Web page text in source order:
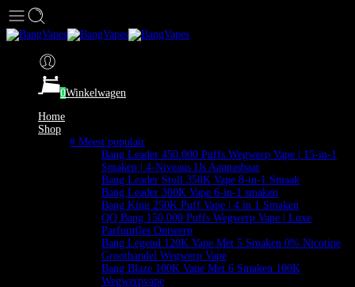
0Winkelwagen
Home
Shop
# Meest populair
Bang Leader 450.000 Puffs Wegwerp Vape | 15-in-1
Smaken | 4-Niveaus IJs Aanpasbaar
Bang Leader Stoll 350K Vape 8-in-1 Smaak
Bang Leader 300K Vape 6-in-1 smaken
Bang King 250K Puff Vape | 4 in 1 Smaken
QQ Bang 150.000 Puffs Wegwerp Vape | Luxe
Parfumfles Ontwerp
Bang Legend 120K Vape Met 5 Smaken 0% Nicotine
Groothandel Wegwerp Vape
Bang Blaze 100K Vape Met 6 Smaken 100K
Wegwerpvape